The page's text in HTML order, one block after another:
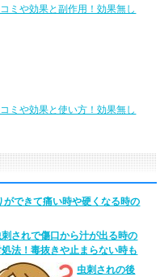
ミや効果と副作用！効果無し
ミや効果と使い方！効果無し
ができて痛い時や硬くなる時の
刺されで傷口から汁が出る時の
処法！毒抜きや止まらない時も
虫刺されの後